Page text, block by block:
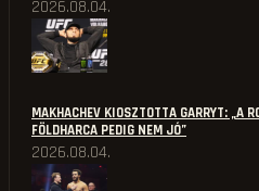
2026.08.04.
MAKHACHEV KIOSZTOTTA GARRYT: „A
FÖLDHARCA PEDIG NEM JÓ”
2026.08.04.